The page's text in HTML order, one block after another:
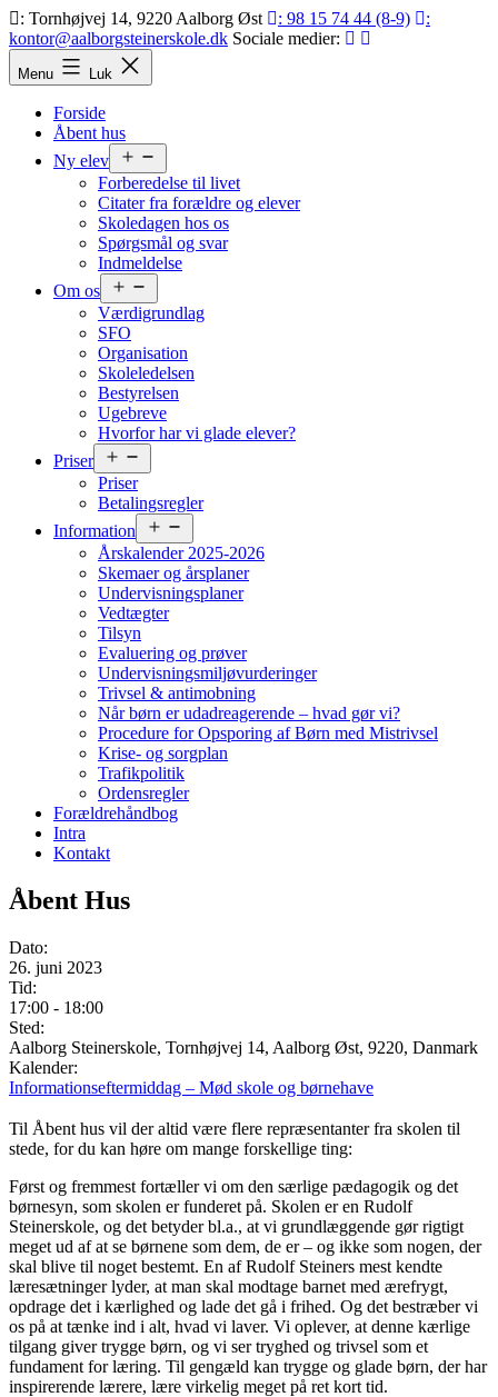
Fortsæt
til
indhold
: Tornhøjvej 14, 9220 Aalborg Øst : 98 15 74 44 (8-9)
:
kontor@aalborgsteinerskole.dk Sociale medier:
Aalborg
Steinerskole
Menu Luk
Forside
Åbent hus
Ny elev
menu
Forberedelse til livet
Citater fra forældre og elever
Skoledagen hos os
Spørgsmål og svar
Indmeldelse
Om os
menu
Værdigrundlag
SFO
Organisation
Skoleledelsen
Bestyrelsen
Ugebreve
Hvorfor har vi glade elever?
Priser
menu
Priser
Betalingsregler
Information
menu
Årskalender 2025-2026
Skemaer og årsplaner
Undervisningsplaner
Vedtægter
Tilsyn
Evaluering og prøver
Undervisningsmiljøvurderinger
Trivsel & antimobning
Når børn er udadreagerende – hvad gør vi?
Procedure for Opsporing af Børn med Mistrivsel
Krise- og sorgplan
Trafikpolitik
Ordensregler
Forældrehåndbog
Intra
Kontakt
Åbent Hus
Dato:
26. juni 2023
Tid:
17:00 - 18:00
Sted:
Aalborg Steinerskole, Tornhøjvej 14, Aalborg Øst, 9220, Danmark
Kalender:
Informationseftermiddag – Mød skole og børnehave
Til Åbent hus vil der altid være flere repræsentanter fra skolen til
stede, for du kan høre om mange forskellige ting:
Først og fremmest fortæller vi om den særlige pædagogik og det
børnesyn, som skolen er funderet på. Skolen er en Rudolf
Steinerskole, og det betyder bl.a., at vi grundlæggende gør rigtigt
meget ud af at se børnene som dem, de er – og ikke som nogen, der
skal blive til noget bestemt. En af Rudolf Steiners mest kendte
læresætninger lyder, at man skal modtage barnet med ærefrygt,
opdrage det i kærlighed og lade det gå i frihed. Og det bestræber vi
os på at tænke ind i alt, hvad vi laver. Vi oplever, at denne kærlige
tilgang giver trygge børn, og vi ser tryghed og trivsel som et
fundament for læring. Til gengæld kan trygge og glade børn, der har
inspirerende lærere, lære virkelig meget på ret kort tid.